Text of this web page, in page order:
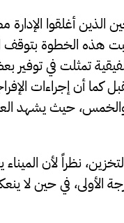
أغلقوا الإدارة
فقط كما تسببت هذه الخطوة
تمثلت في توفير
كما أن إجراءات
حيث يشهد
نظراً لأن
الأولى، في حين